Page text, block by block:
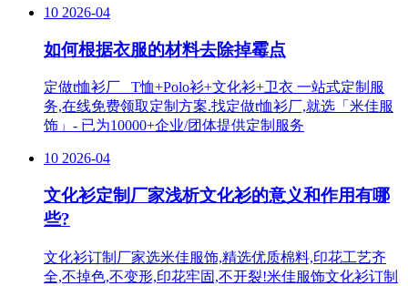
10 2026-04
如何根据衣服的材料去除掉霉点
定做t恤衫厂_ T恤+Polo衫+文化衫+卫衣 一站式定制服
务,在线免费领取定制方案.找定做t恤衫厂,就选「米佳服
饰」- 已为10000+企业/团体提供定制服务
10 2026-04
文化衫定制厂家浅析文化衫的意义和作用有哪
些?
文化衫订制厂家选米佳服饰,精选优质棉料,印花工艺齐
全,不掉色,不变形,印花牢固,不开裂!米佳服饰文化衫订制